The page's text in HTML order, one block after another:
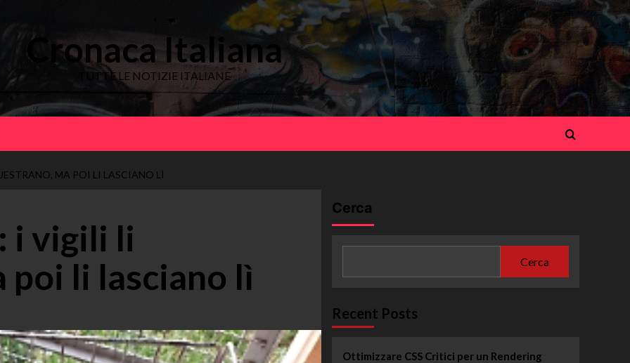
Cronaca Italiana
TUTTE LE NOTIZIE ITALIANE
MA POI LI LASCIANO LÌ
i vigili li
poi li lasciano lì
Cerca
Cerca
Recent Posts
Ottimizzare CSS Critici per un Rendering